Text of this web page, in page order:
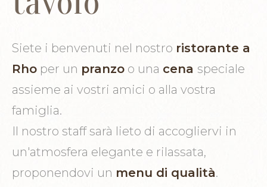
Siete i benvenuti nel nostro ristorante a
Rho per un pranzo o una cena speciale
assieme ai vostri amici o alla vostra
famiglia.
Il nostro staff sarà lieto di accogliervi in
un'atmosfera elegante e rilassata,
proponendovi un menu di qualità.